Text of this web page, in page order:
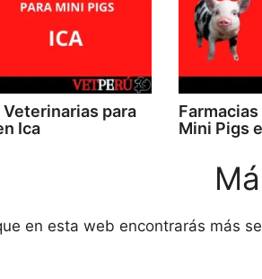
Veterinarias para
Ica
Mini Pigs
en esta web encontrarás más